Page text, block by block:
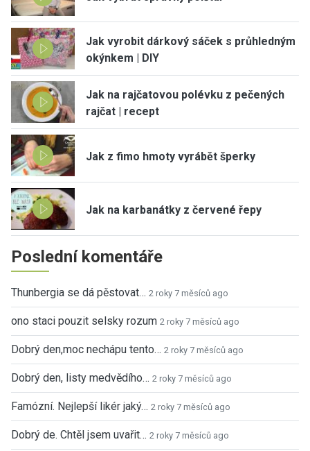
Jak vyrobit dárkový sáček s průhledným
okýnkem | DIY
Jak na rajčatovou polévku z pečených
rajčat | recept
Jak z fimo hmoty vyrábět šperky
Jak na karbanátky z červené řepy
Poslední komentáře
Thunbergia se dá pěstovat… 2 roky 7 měsíců ago
ono staci pouzit selsky rozum 2 roky 7 měsíců ago
Dobrý den,moc nechápu tento… 2 roky 7 měsíců ago
Dobrý den, listy medvědího… 2 roky 7 měsíců ago
Famózní. Nejlepší likér jaký… 2 roky 7 měsíců ago
Dobrý de. Chtěl jsem uvařit… 2 roky 7 měsíců ago